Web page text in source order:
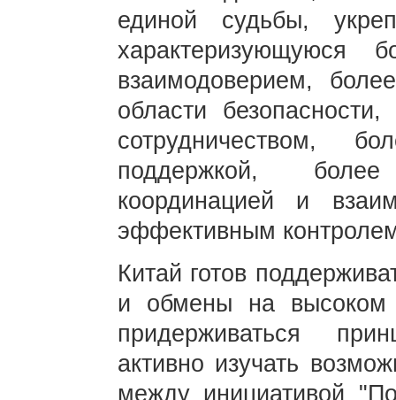
единой судьбы,
характеризующуюся
взаимодоверием,
области
сотрудничеством,
поддержкой,
координацией и
эффективным
Китай готов
и обмены на высоком
придерживаться
активно изучать
между инициативой